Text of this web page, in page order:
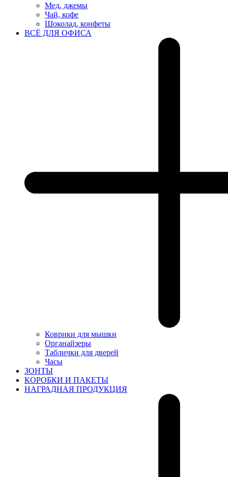
Мед, джемы
Чай, кофе
Шоколад, конфеты
ВСЁ ДЛЯ ОФИСА
Коврики для мышки
Органайзеры
Таблички для дверей
Часы
ЗОНТЫ
КОРОБКИ И ПАКЕТЫ
НАГРАДНАЯ ПРОДУКЦИЯ